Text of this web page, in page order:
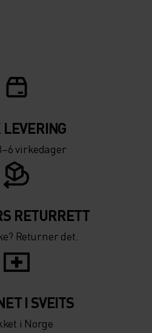
LEVERING
virkedager
RETURRETT
Returner det.
I SVEITS
i Norge